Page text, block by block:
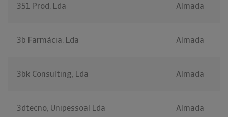
351 Prod, Lda Almada
3b Farmácia, Lda Almada
3bk Consulting, Lda Almada
3dtecno, Unipessoal Lda Almada